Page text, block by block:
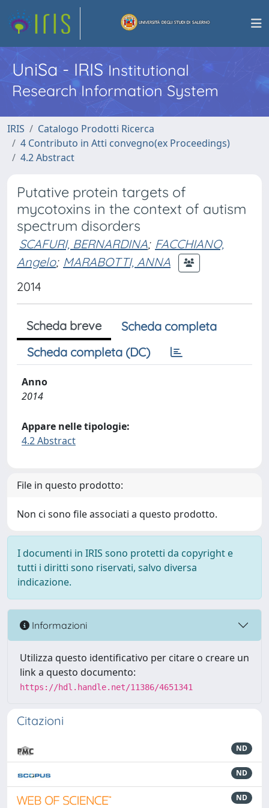
UniSa - IRISInstitutional
Research Information System
IRIS
Catalogo Prodotti Ricerca
4 Contributo in Atti convegno(ex Proceedings)
4.2 Abstract
Putative protein targets of
mycotoxins in the context of autism
spectrum disorders
SCAFURI, BERNARDINA; FACCHIANO,
Angelo; MARABOTTI, ANNA
2014
Scheda breve
Scheda completa
Scheda completa (DC)
Anno
2014
Appare nelle tipologie:
4.2 Abstract
File in questo prodotto:
Non ci sono file associati a questo prodotto.
I documenti in IRIS sono protetti da copyright e
tutti i diritti sono riservati, salvo diversa
indicazione.
Informazioni
Utilizza questo identificativo per citare o creare un
link a questo documento:
https://hdl.handle.net/11386/4651341
Citazioni
ND
ND
ND